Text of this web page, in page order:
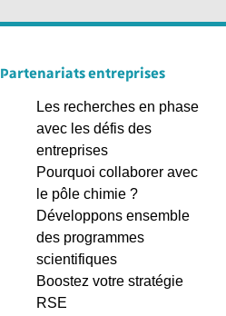
Partenariats entreprises
Les recherches en phase
avec les défis des
entreprises
Pourquoi collaborer avec
le pôle chimie ?
Développons ensemble
des programmes
scientifiques
Boostez votre stratégie
RSE